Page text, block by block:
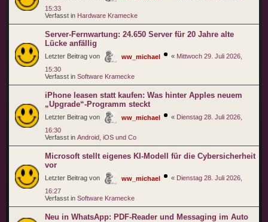
15:33
Verfasst in Hardware Kramecke
Server-Fernwartung: 24.650 Server für 20 Jahre alte
Lücke anfällig
Letzter Beitrag von ww_michael « Mittwoch 29. Juli 2026,
15:30
Verfasst in Software Kramecke
iPhone leasen statt kaufen: Was hinter Apples neuem
„Upgrade“-Programm steckt
Letzter Beitrag von ww_michael « Dienstag 28. Juli 2026,
16:30
Verfasst in Android, iOS und Co
Microsoft stellt eigenes KI-Modell für die Cybersicherheit
vor
Letzter Beitrag von ww_michael « Dienstag 28. Juli 2026,
16:27
Verfasst in Software Kramecke
Neu in WhatsApp: PDF-Reader und Messaging im Auto